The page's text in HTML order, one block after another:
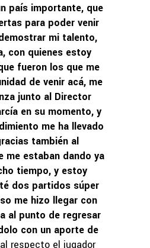
país importante, que
para poder venir
mi talento,
con quienes estoy
fueron los que me
de venir acá, me
junto al Director
en su momento, y
me ha llevado
también al
me estaban dando ya
tiempo, y estoy
dos partidos súper
me hizo llegar con
al punto de regresar
con un aporte de
respecto el jugador